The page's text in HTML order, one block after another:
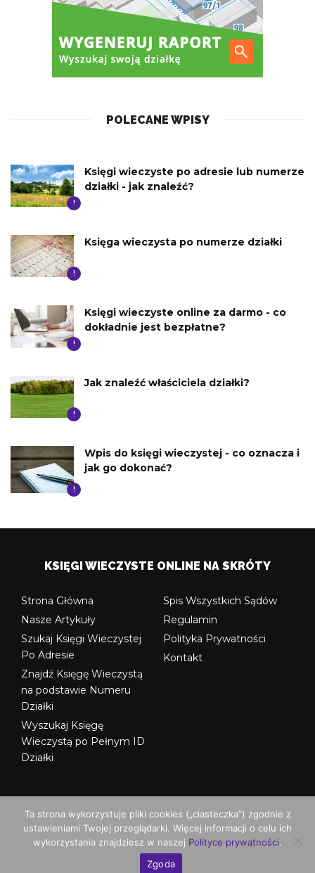
POLECANE WPISY
!
Księgi wieczyste po adresie lub numerze
działki - jak znaleźć?
!
Księga wieczysta po numerze działki
!
Księgi wieczyste online za darmo - co
dokładnie jest bezpłatne?
!
Jak znaleźć właściciela działki?
!
Wpis do księgi wieczystej - co oznacza i
jak go dokonać?
KSIĘGI WIECZYSTE ONLINE NA SKRÓTY
Strona Główna
Nasze Artykuły
Szukaj Księgi Wieczystej
Po Adresie
Znajdź Księgę Wieczystą
na podstawie Numeru
Działki
Wyszukaj Księgę
Wieczystą po Pełnym ID
Działki
Spis Wszystkich Sądów
Regulamin
Polityka Prywatności
Kontakt
© Copyright ksiegi-wieczyste.org
Ta strona wykorzystuje pliki cookies („ciasteczka”) zgodnie z
ustawieniami Twojej przeglądarki. Więcej informacji o celu ich
wykorzystania znajdziesz w naszej Polityce prywatności.
Zgoda